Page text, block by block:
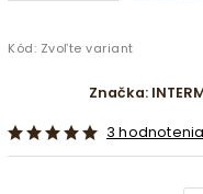
Kód: Zvoľte variant
3 hodnotenia
Značka: